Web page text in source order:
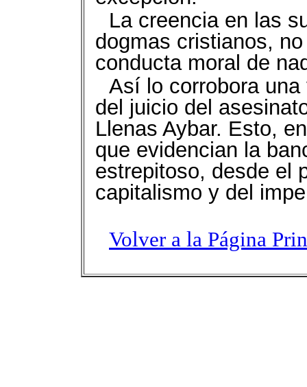
La creencia en las
dogmas cristianos,
conducta moral de
Así lo corrobora
del juicio del
Llenas Aybar. Esto,
que evidencian la
estrepitoso, desde el
capitalismo y del
Volver a la Página